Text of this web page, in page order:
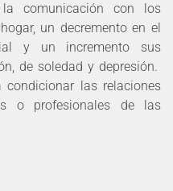
comunicación con los
un decremento en el
y un incremento sus
de soledad y depresión.
las relaciones
o profesionales de las